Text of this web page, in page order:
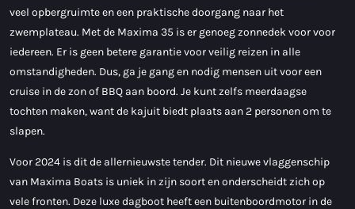
veel opbergruimte en een praktische doorgang naar het
zwemplateau. Met de Maxima 35 is er genoeg zonnedek voor voor
iedereen. Er is geen betere garantie voor veilig reizen in alle
omstandigheden. Dus, ga je gang en nodig mensen uit voor een
cruise in de zon of BBQ aan boord. Je kunt zelfs meerdaagse
tochten maken, want de kajuit biedt plaats aan 2 personen om te
slapen.
Voor 2024 is dit de allernieuwste tender. Dit nieuwe vlaggenschip
van Maxima Boats is uniek in zijn soort en onderscheidt zich op
vele fronten. Deze luxe dagboot heeft een buitenboordmotor in de